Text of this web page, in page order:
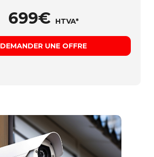
699€ HTVA*
DEMANDER UNE OFFRE